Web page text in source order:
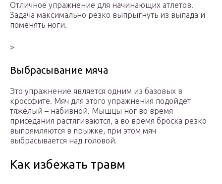
Отличное упражнение для начинающих атлетов.
Задача максимально резко выпрыгнуть из выпада и
поменять ноги.
>
Выбрасывание мяча
Это упражнение является одним из базовых в
кроссфите. Мяч для этого упражнения подойдет
тяжелый – набивной. Мышцы ног во время
приседания растягиваются, а во время броска резко
выпрямляются в прыжке, при этом мяч
выбрасывается над головой.
Как избежать травм